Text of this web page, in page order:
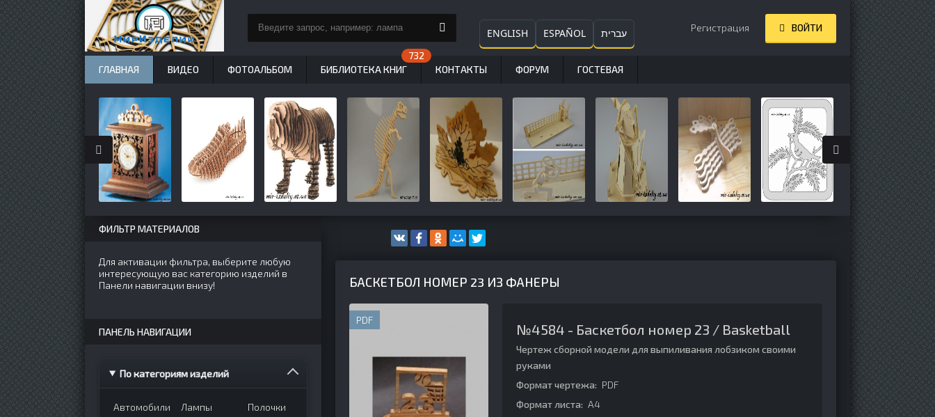
БАСКЕТБОЛ НОМЕР 23 ИЗ ФАНЕРЫ
PDF
№4584 - Баскетбол номер 23 / Basketball
Чертеж сборной модели для выпиливания лобзиком своими
руками
Формат чертежа: PDF
Формат листа: А4
ФИЛЬТР МАТЕРИАЛОВ
Для активации фильтра, выберите любую
интересующую вас категорию изделий в
Панели навигации внизу!
ПАНЕЛЬ НАВИГАЦИИ
По категориям изделий
Автомобили
Лампы
Полочки
ENGLISH ESPAÑOL עברית Регистрация ВОЙТИ
ГЛАВНАЯ ВИДЕО ФОТОАЛЬБОМ БИБЛИОТЕКА КНИГ КОНТАКТЫ ФОРУМ ГОСТЕВАЯ